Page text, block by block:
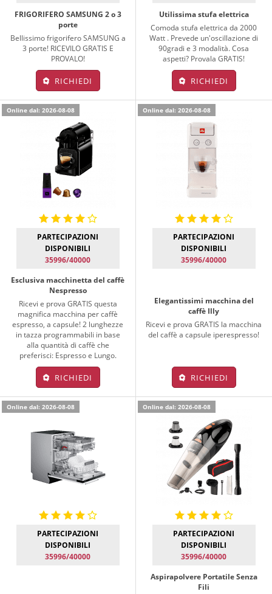
FRIGORIFERO SAMSUNG 2 o 3
porte
Bellissimo frigorifero SAMSUNG a
3 porte! RICEVILO GRATIS E
PROVALO!
RICHIEDI
Utilissima stufa elettrica
Comoda stufa elettrica da 2000
Watt . Prevede un'oscillazione di
90gradi e 3 modalità. Cosa
aspetti? Provala GRATIS!
RICHIEDI
Online dal: 2026-08-08
PARTECIPAZIONI
DISPONIBILI
35996/40000
Esclusiva macchinetta del caffè
Nespresso
Ricevi e prova GRATIS questa
magnifica macchina per caffè
espresso, a capsule! 2 lunghezze
in tazza programmabili in base
alla quantità di caffè che
preferisci: Espresso e Lungo.
RICHIEDI
Online dal: 2026-08-08
PARTECIPAZIONI
DISPONIBILI
35996/40000
Elegantissimi macchina del
caffè Illy
Ricevi e prova GRATIS la macchina
del caffè a capsule iperespresso!
RICHIEDI
Online dal: 2026-08-08
PARTECIPAZIONI
DISPONIBILI
35996/40000
Online dal: 2026-08-08
PARTECIPAZIONI
DISPONIBILI
35996/40000
Aspirapolvere Portatile Senza
Fili